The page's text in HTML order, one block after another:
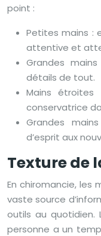
point :
Petites mains :
attentive et
Grandes
détails de tout.
Mains
conservatrice
Grandes
d’esprit aux
Texture de
En chiromancie, les
vaste source
outils au quotidien.
personne a un